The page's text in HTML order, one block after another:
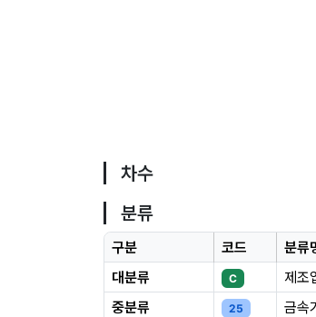
차수
분류
구분 코드
분류
대분류
C
제조
중분류
25
금속